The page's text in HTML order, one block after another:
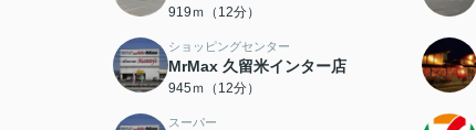
919ｍ（12分）
ショッピングセンター
MrMax 久留米インター店
945ｍ（12分）
スーパー